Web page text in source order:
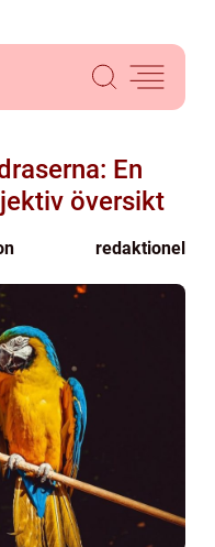
En
översikt
redaktionel